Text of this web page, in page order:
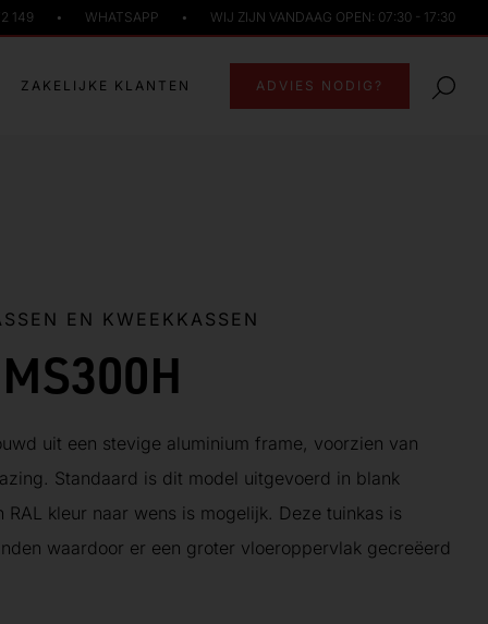
149 • WHATSAPP • WIJ ZIJN VANDAAG OPEN: 07:30 - 17:30
ZAKELIJKE KLANTEN ADVIES NODIG?
EN KWEEKKASSEN
uit een stevige aluminium frame, voorzien van
Standaard is dit model uitgevoerd in blank
RAL kleur naar wens is mogelijk. Deze tuinkas is
waardoor er een groter vloeroppervlak gecreëerd